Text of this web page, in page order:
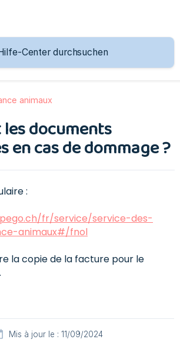
animaux
documents
en cas de dommage ?
:
fr/service/service-des-
animaux#/fnol
la copie de la facture pour le
Mis à jour le : 11/09/2024